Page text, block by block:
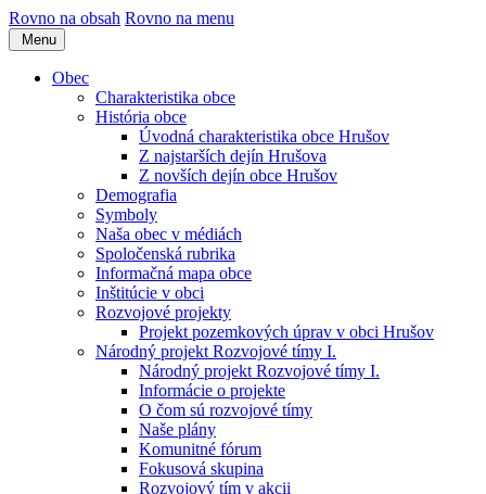
Rovno na obsah Rovno na menu
Menu
Obec
Charakteristika obce
História obce
Úvodná charakteristika obce Hrušov
Z najstarších dejín Hrušova
Z novších dejín obce Hrušov
Demografia
Symboly
Naša obec v médiách
Spoločenská rubrika
Informačná mapa obce
Inštitúcie v obci
Rozvojové projekty
Projekt pozemkových úprav v obci Hrušov
Národný projekt Rozvojové tímy I.
Národný projekt Rozvojové tímy I.
Informácie o projekte
O čom sú rozvojové tímy
Naše plány
Komunitné fórum
Fokusová skupina
Rozvojový tím v akcii